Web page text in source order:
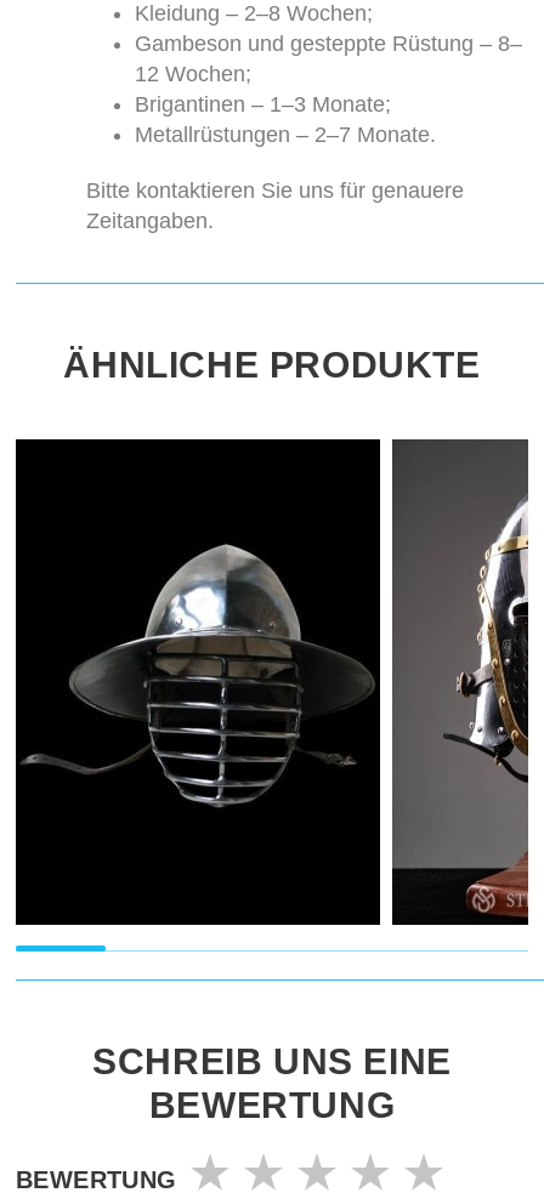
Kleidung – 2–8 Wochen;
Gambeson und gesteppte Rüstung – 8–
12 Wochen;
Brigantinen – 1–3 Monate;
Metallrüstungen – 2–7 Monate.
Bitte kontaktieren Sie uns für genauere
Zeitangaben.
ÄHNLICHE PRODUKTE
SCHREIB UNS EINE
BEWERTUNG
BEWERTUNG